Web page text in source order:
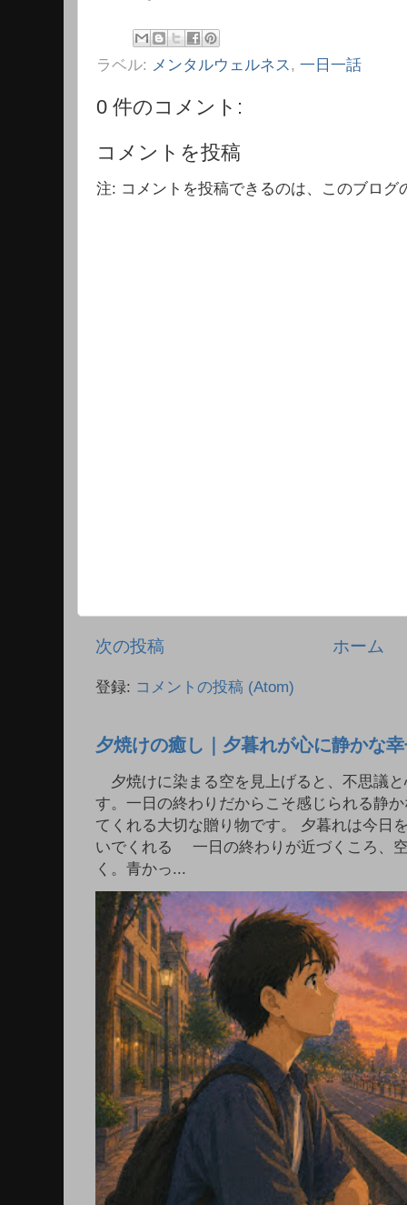
ラベル: メンタルウェルネス, 一日一話
0 件のコメント:
コメントを投稿
注: コメントを投稿できるのは、このブログ
次の投稿 ホーム
登録: コメントの投稿 (Atom)
夕焼けの癒し｜夕暮れが心に静かな
夕焼けに染まる空を見上げると、不思議
す。一日の終わりだからこそ感じられる静
てくれる大切な贈り物です。 夕暮れは今日
いでくれる 一日の終わりが近づくころ、
く。青かっ...